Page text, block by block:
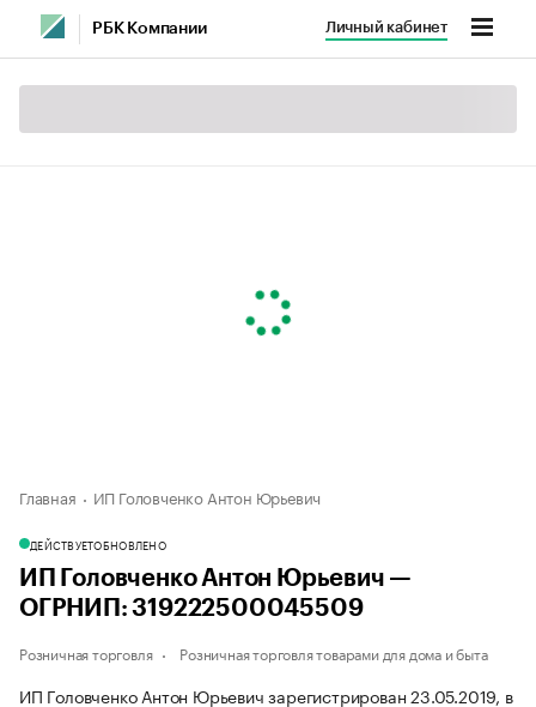
РБК Компании Личный кабинет
Главная ИП Головченко Антон Юрьевич
ДЕЙСТВУЕТОБНОВЛЕНО
ИП Головченко Антон Юрьевич —
ОГРНИП: 319222500045509
Розничная торговля Розничная торговля товарами для дома и быта
ИП Головченко Антон Юрьевич зарегистрирован 23.05.2019, в